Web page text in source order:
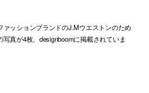
ァッションブランドのJ.Mウエストンのため
真が4枚、designboomに掲載されていま